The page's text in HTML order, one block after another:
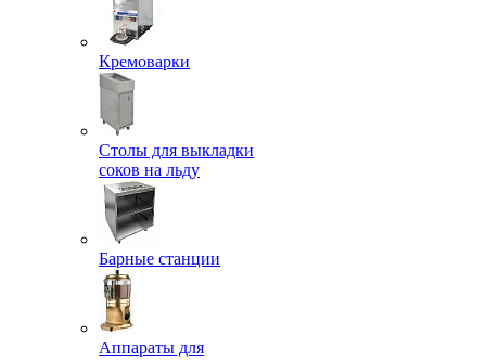
Кремоварки
Столы для выкладки
соков на льду
Барные станции
Аппараты для